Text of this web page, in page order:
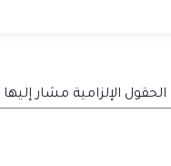
الحقول الإلزامية مشار إليها